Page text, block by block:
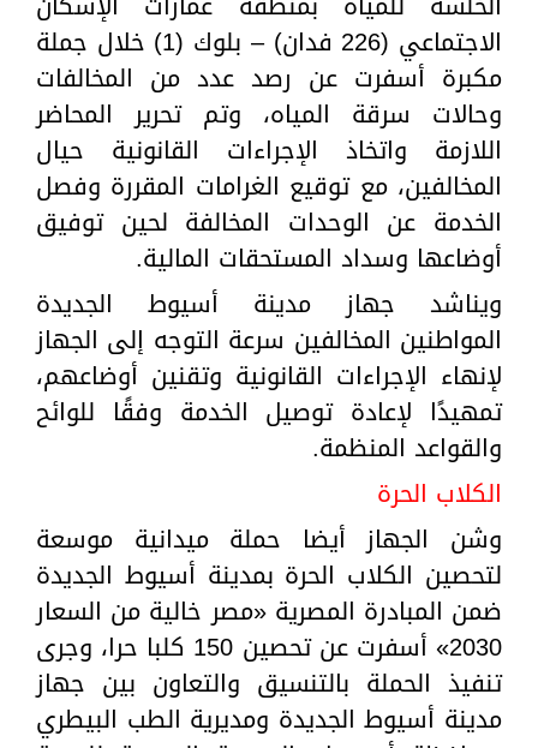
الاجتماعي (226 فدان) – بلوك (1) خلال جملة
مكبرة أسفرت عن رصد عدد من المخالفات
وحالات سرقة المياه، وتم تحرير المحاضر
اللازمة واتخاذ الإجراءات القانونية حيال
المخالفين، مع توقيع الغرامات المقررة وفصل
الخدمة عن الوحدات المخالفة لحين توفيق
أوضاعها وسداد المستحقات المالية.
ويناشد جهاز مدينة أسيوط الجديدة
المواطنين المخالفين سرعة التوجه إلى الجهاز
لإنهاء الإجراءات القانونية وتقنين أوضاعهم،
تمهيدًا لإعادة توصيل الخدمة وفقًا للوائح
والقواعد المنظمة.
الكلاب الحرة
وشن الجهاز أيضا حملة ميدانية موسعة
لتحصين الكلاب الحرة بمدينة أسيوط الجديدة
ضمن المبادرة المصرية «مصر خالية من السعار
2030» أسفرت عن تحصين 150 كلبا حرا، وجرى
تنفيذ الحملة بالتنسيق والتعاون بين جهاز
مدينة أسيوط الجديدة ومديرية الطب البيطري